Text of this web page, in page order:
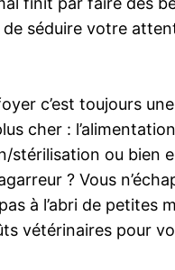
séduire votre
c’est toujours
cher :
ou bien
? Vous
à l’abri de petites
vétérinaires pour